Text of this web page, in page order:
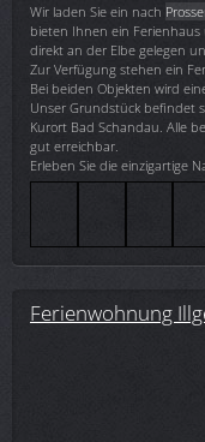
Wir laden Sie ein nach
bieten Ihnen ein
direkt an der Elbe gelegen
Zur Verfügung stehen ein
Bei beiden Objekten wird
Unser Grundstück befindet
Kurort Bad Schandau. Alle
gut erreichbar.
Erleben Sie die einzigartige
Ferienwohnung